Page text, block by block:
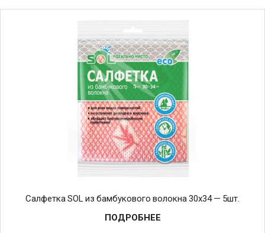
Салфетка SOL из бамбукового волокна 30х34 — 5шт.
ПОДРОБНЕЕ